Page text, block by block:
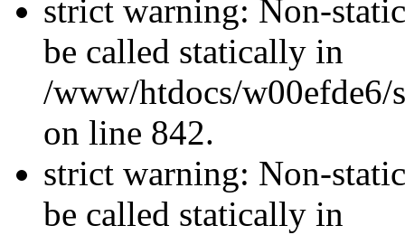
strict warning: Non-
be called statically in
/www/htdocs/w00efde6/
on line 842.
strict warning: Non-
be called statically in